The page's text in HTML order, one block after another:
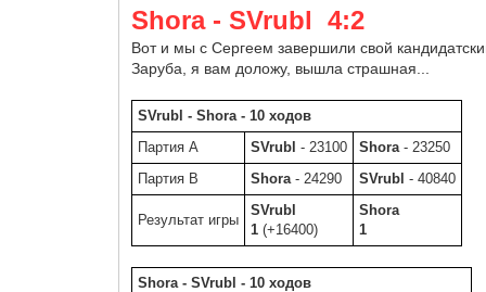
Shora - SVrubl 4:2
Вот и мы с Сергеем завершили свой
Заруба, я вам доложу, вышла страшная...
SVrubl - Shora - 10 ходов
Партия A
SVrubl - 23100 Shora - 23250
Партия B
Shora - 24290 SVrubl - 40840
Результат игры
SVrubl
1 (+16400)
Shora
1
Shora - SVrubl - 10 ходов